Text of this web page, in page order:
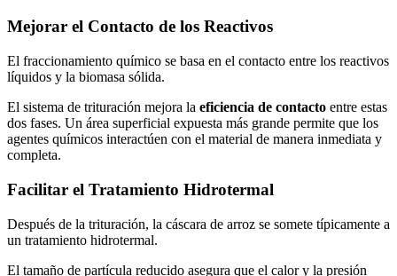
Mejorar el Contacto de los Reactivos
El fraccionamiento químico se basa en el contacto entre los reactivos
líquidos y la biomasa sólida.
El sistema de trituración mejora la eficiencia de contacto entre estas
dos fases. Un área superficial expuesta más grande permite que los
agentes químicos interactúen con el material de manera inmediata y
completa.
Facilitar el Tratamiento Hidrotermal
Después de la trituración, la cáscara de arroz se somete típicamente a
un tratamiento hidrotermal.
El tamaño de partícula reducido asegura que el calor y la presión